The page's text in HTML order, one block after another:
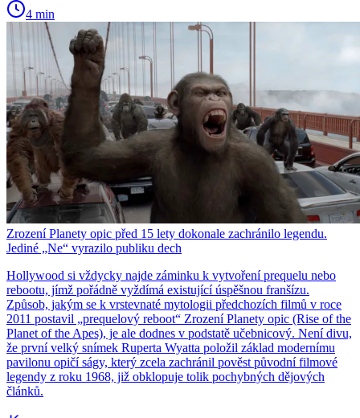
4 min
Zrození Planety opic před 15 lety dokonale zachránilo legendu.
Jediné „Ne“ vyrazilo publiku dech
Hollywood si vždycky najde záminku k vytvoření prequelu nebo
rebootu, jímž pořádně vyždímá existující úspěšnou franšízu.
Způsob, jakým se k vrstevnaté mytologii předchozích filmů v roce
2011 postavil „prequelový reboot“ Zrození Planety opic (Rise of the
Planet of the Apes), je ale dodnes v podstatě učebnicový. Není divu,
že první velký snímek Ruperta Wyatta položil základ modernímu
pavilonu opičí ságy, který zcela zachránil pověst původní filmové
legendy z roku 1968, již obklopuje tolik pochybných dějových
článků.